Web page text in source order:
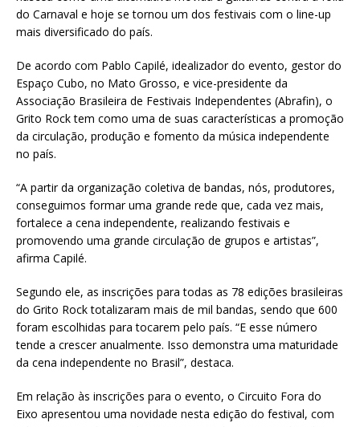
do Carnaval e hoje se tornou um dos festivais com o line-up
mais diversificado do país.
De acordo com Pablo Capilé, idealizador do evento, gestor do
Espaço Cubo, no Mato Grosso, e vice-presidente da
Associação Brasileira de Festivais Independentes (Abrafin), o
Grito Rock tem como uma de suas características a promoção
da circulação, produção e fomento da música independente
no país.
“A partir da organização coletiva de bandas, nós, produtores,
conseguimos formar uma grande rede que, cada vez mais,
fortalece a cena independente, realizando festivais e
promovendo uma grande circulação de grupos e artistas”,
afirma Capilé.
Segundo ele, as inscrições para todas as 78 edições brasileiras
do Grito Rock totalizaram mais de mil bandas, sendo que 600
foram escolhidas para tocarem pelo país. “E esse número
tende a crescer anualmente. Isso demonstra uma maturidade
da cena independente no Brasil”, destaca.
Em relação às inscrições para o evento, o Circuito Fora do
Eixo apresentou uma novidade nesta edição do festival, com